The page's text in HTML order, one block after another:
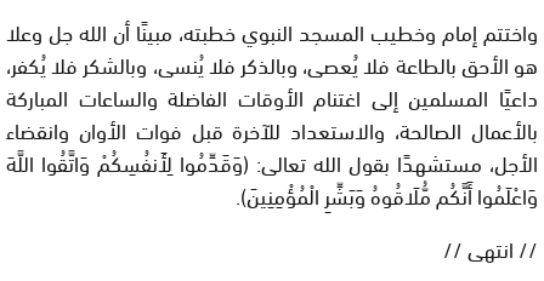
واختتم إمام وخطيب المسجد النبوي خطبته، مبينًا أن الله جل وعلا
هو الأحق بالطاعة فلا يُعصى، وبالذكر فلا يُنسى، وبالشكر فلا يُكفر،
داعيًا المسلمين إلى اغتنام الأوقات الفاضلة والساعات المباركة
بالأعمال الصالحة، والاستعداد للآخرة قبل فوات الأوان وانقضاء
الأجل، مستشهدًا بقول الله تعالى: (وَقَدِّمُوا لِأَنفُسِكُمْ وَاتَّقُوا اللَّهَ
وَاعْلَمُوا أَنَّكُم مُّلَاقُوهُ وَبَشِّرِ الْمُؤْمِنِينَ).
// انتهى //